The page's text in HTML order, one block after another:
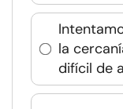
la
difícil de